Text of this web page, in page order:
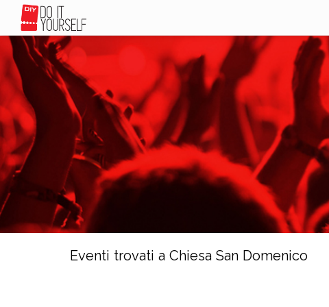
Eventi trovati a Chiesa San Domenico